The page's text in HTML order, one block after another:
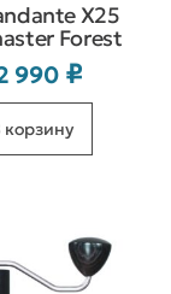
X25
Forest
990 ₽
корзину